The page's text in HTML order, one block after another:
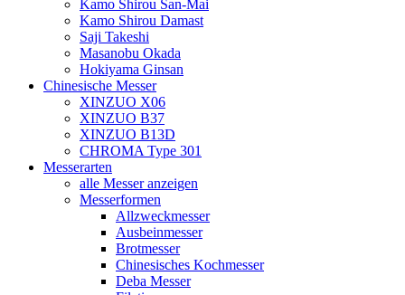
Kamo Shirou San-Mai
Kamo Shirou Damast
Saji Takeshi
Masanobu Okada
Hokiyama Ginsan
Chinesische Messer
XINZUO X06
XINZUO B37
XINZUO B13D
CHROMA Type 301
Messerarten
alle Messer anzeigen
Messerformen
Allzweckmesser
Ausbeinmesser
Brotmesser
Chinesisches Kochmesser
Deba Messer